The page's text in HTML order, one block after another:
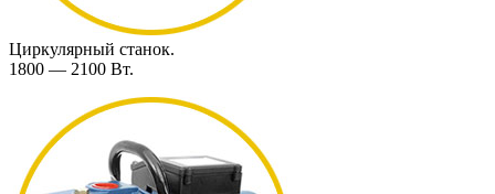
Циркулярный станок.
1800 — 2100 Вт.